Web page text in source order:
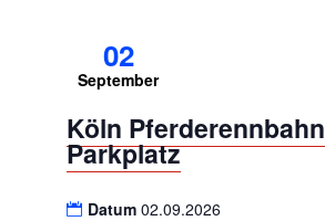
02
September
Köln Pferderennbahn
Parkplatz
Datum 02.09.2026